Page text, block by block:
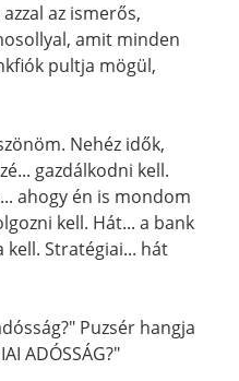
az ismerős,
amit minden
pultja mögül,
Nehéz idők,
gazdálkodni kell.
ahogy én is mondom
kell. Hát... a bank
kell. Stratégiai... hát
Puzsér hangja
ADÓSSÁG?"